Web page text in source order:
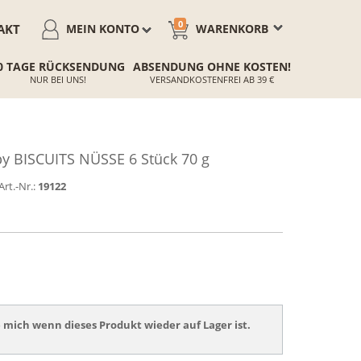
WARENKORB
0
MEIN KONTO
TAGE RÜCKSENDUNG
NUR BEI UNS!
ABSENDUNG OHNE KOSTEN!
VERSANDKOSTENFREI AB 39 €
BISCUITS NÜSSE 6 Stück 70 g
Nr.: 19122
wenn dieses Produkt wieder auf Lager ist.